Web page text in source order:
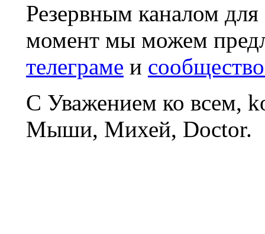
Резервным каналом
момент мы можем
телеграме и
С Уважением ко всем,
Мыши, Михей, Doctor.